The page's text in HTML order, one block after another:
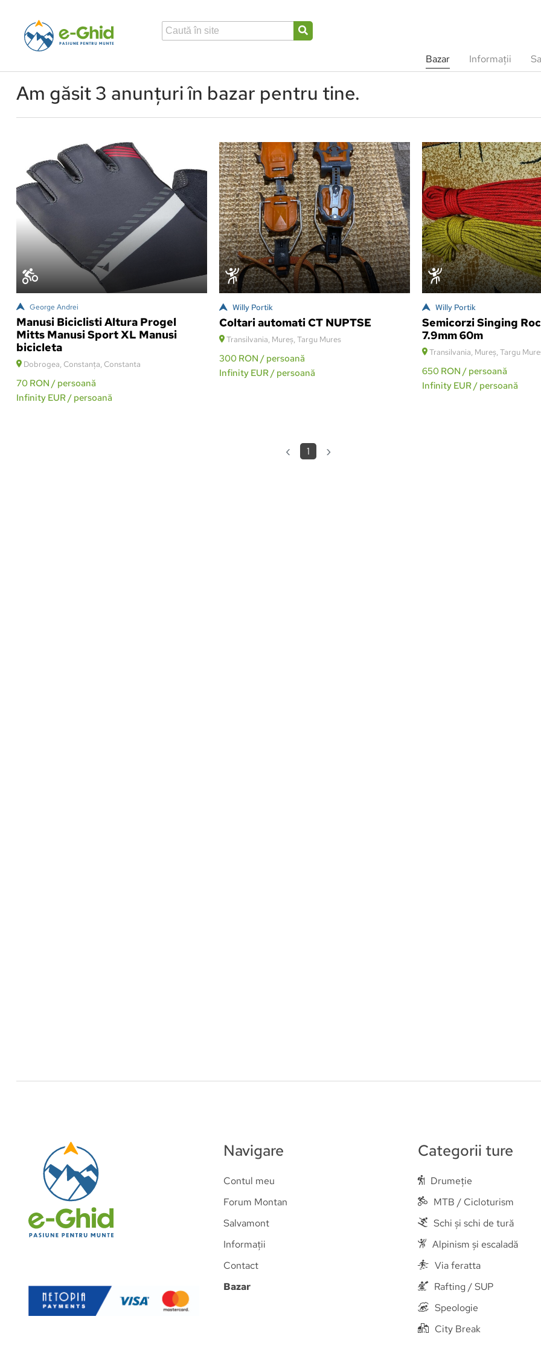
Skip to main content Informații
Bazar
Am găsit 3 anunțuri în bazar pentru tine.
George Andrei
Manusi Biciclisti Altura Progel
Mitts Manusi Sport XL Manusi
bicicleta
Dobrogea, Constanța, Constanta
70 RON / persoană
Infinity EUR / persoană
Willy Portik
Coltari automati CT NUPTSE
Transilvania, Mureș, Targu Mures
300RON / persoană
InfinityEUR / persoană
Willy Portik
Semicorzi Singing
7.9mm 60m
Transilvania, Mureș, Targu
650RON / persoană
InfinityEUR / persoană
‹ Previous
1 ›Next
Navigare
Contul meu
Forum Montan
Salvamont
Informații
Contact
Bazar
Categorii ture
Drumeție
MTB / Cicloturism
Schi și schi de tură
Alpinism și escaladă
Via feratta
Rafting / SUP
Speologie
City Break